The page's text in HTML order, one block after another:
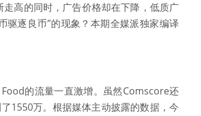
走高的同时，广告价格却在下降，低质广
驱逐良币”的现象？本期全媒派独家编译
的流量一直激增。虽然Comscore还
1550万。根据媒体主动披露的数据，今